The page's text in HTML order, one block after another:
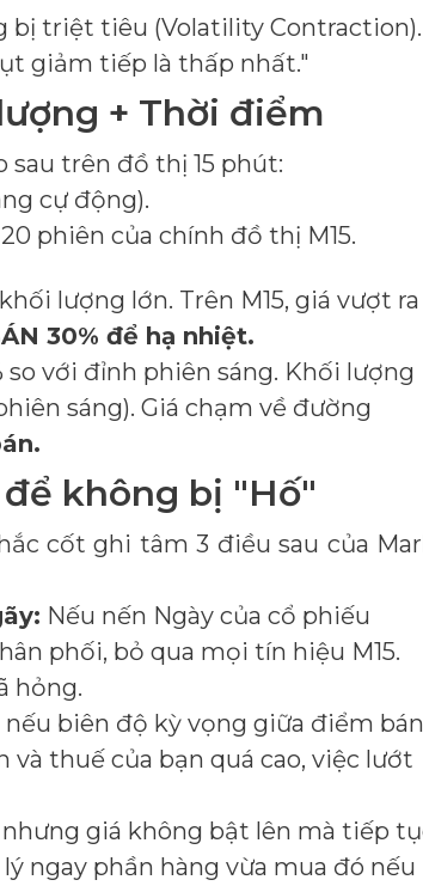
bị triệt tiêu (Volatility Contraction).
giảm tiếp là thấp nhất."
+ Thời điểm
sau trên đồ thị 15 phút:
cự động).
phiên của chính đồ thị M15.
lượng lớn. Trên M15, giá vượt ra
30% để hạ nhiệt.
so với đỉnh phiên sáng. Khối lượng
sáng). Giá chạm về đường
không bị "Hố"
cốt ghi tâm 3 điều sau của
Nếu nến Ngày của cổ phiếu
phối, bỏ qua mọi tín hiệu M15.
hỏng.
biên độ kỳ vọng giữa điểm bán
thuế của bạn quá cao, việc lướt
giá không bật lên mà tiếp
ngay phần hàng vừa mua đó nếu